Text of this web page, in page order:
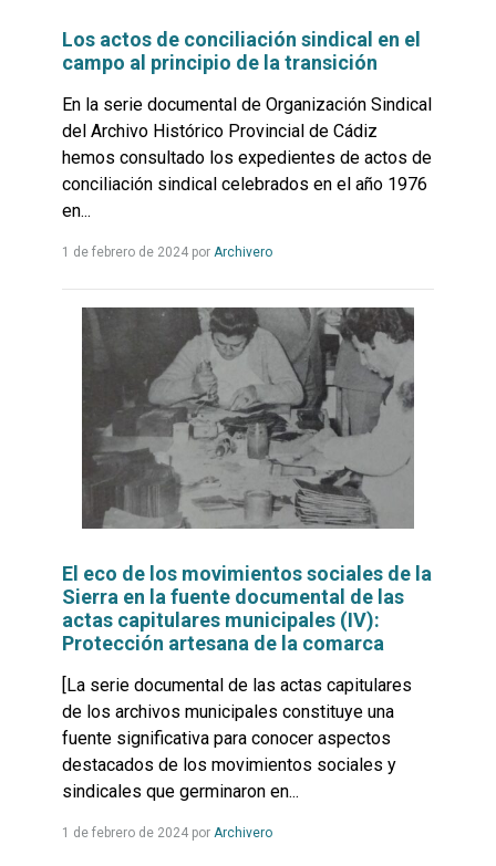
Los actos de conciliación sindical en el
campo al principio de la transición
En la serie documental de Organización Sindical
del Archivo Histórico Provincial de Cádiz
hemos consultado los expedientes de actos de
conciliación sindical celebrados en el año 1976
en...
1 de febrero de 2024por ArchiveroLeer
El eco de los movimientos sociales de la
Sierra en la fuente documental de las
actas capitulares municipales (IV):
Protección artesana de la comarca
[La serie documental de las actas capitulares
de los archivos municipales constituye una
fuente significativa para conocer aspectos
destacados de los movimientos sociales y
sindicales que germinaron en...
1 de febrero de 2024por ArchiveroLeer